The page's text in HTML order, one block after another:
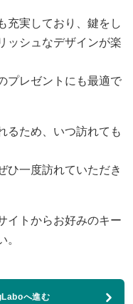
充実しており、鍵をし
ッシュなデザインが楽
プレゼントにも最適で
るため、いつ訪れても
ひ一度訪れていただき
イトからお好みのキー
。
へ進む